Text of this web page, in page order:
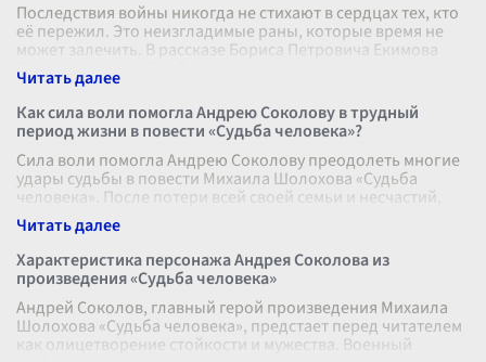
Последствия войны никогда не стихают в сердцах тех, кто
её пережил. Это неизгладимые раны, которые время не
может залечить. В рассказе Бориса Петровича Екимова
"Ночь исцеления" вой
Как сила воли помогла Андрею Соколову в трудный
период жизни в повести «Судьба человека»?
Сила воли помогла Андрею Соколову преодолеть многие
удары судьбы в повести Михаила Шолохова «Судьба
человека». После потери всей своей семьи и несчастий,
выпавших на его долю во вр
Характеристика персонажа Андрея Соколова из
произведения «Судьба человека»
Андрей Соколов, главный герой произведения Михаила
Шолохова «Судьба человека», предстает перед читателем
как олицетворение стойкости и мужества. Военный